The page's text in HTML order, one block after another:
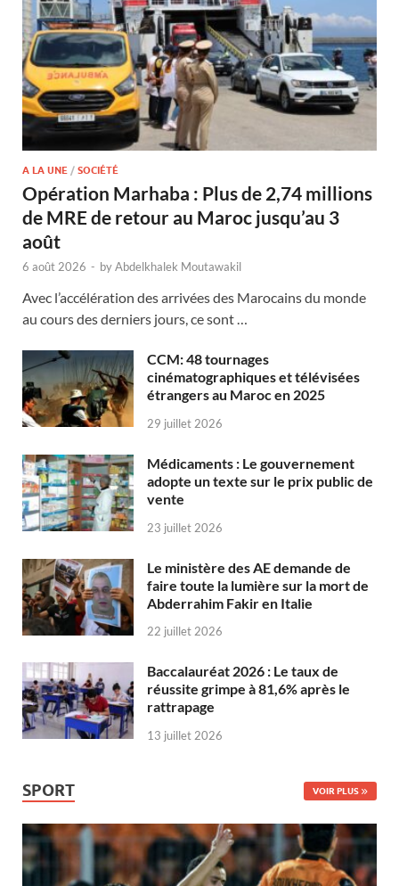
A LA UNE / SOCIÉTÉ
Opération Marhaba : Plus de 2,74 millions
de MRE de retour au Maroc jusqu’au 3
août
6 août 2026 - byAbdelkhalek Moutawakil
Avec l’accélération des arrivées des Marocains du monde
au cours des derniers jours, ce sont …
CCM: 48 tournages
cinématographiques et télévisées
étrangers au Maroc en 2025
29 juillet 2026
Médicaments : Le gouvernement
adopte un texte sur le prix public de
vente
23 juillet 2026
Le ministère des AE demande de
faire toute la lumière sur la mort de
Abderrahim Fakir en Italie
22 juillet 2026
Baccalauréat 2026 : Le taux de
réussite grimpe à 81,6% après le
rattrapage
13 juillet 2026
SPORT VOIR PLUS